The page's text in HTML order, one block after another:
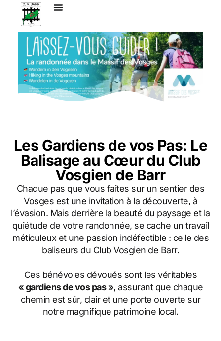
Les Gardiens de vos Pas: Le
Balisage au Cœur du Club
Vosgien de Barr
Chaque pas que vous faites sur un sentier des
Vosges est une invitation à la découverte, à
l’évasion. Mais derrière la beauté du paysage et la
quiétude de votre randonnée, se cache un travail
méticuleux et une passion indéfectible : celle des
baliseurs du Club Vosgien de Barr.
Ces bénévoles dévoués sont les véritables
« gardiens de vos pas », assurant que chaque
chemin est sûr, clair et une porte ouverte sur
notre magnifique patrimoine local.